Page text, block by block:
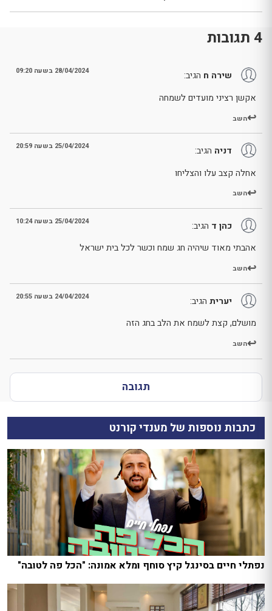
4 תגובות
שירה ח הגיב: 28/04/2024 בשעה 09:20
אקשן רציני מועדים לשמחה
השב
דניה הגיב: 25/04/2024 בשעה 20:59
אחלה קצב עלו והצליחו
השב
כהן ד הגיב: 25/04/2024 בשעה 10:24
אהבתי מאוד שיהיה חג שמח וכשר לכל בית ישראל
השב
יערית הגיב: 24/04/2024 בשעה 20:55
מושלם, קצת לשמח את הלב בחג הזה
השב
תגובה
כתבות נוספות של מענדי קורנט
נפתלי חיים בסינגל קיץ סוחף ומלא אמונה: "הכל פה לטובה"